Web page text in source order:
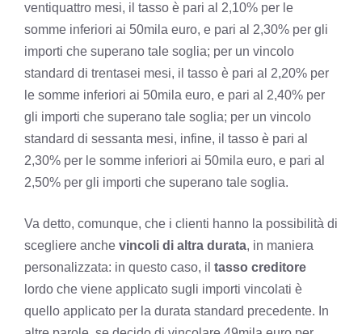
ventiquattro mesi, il tasso è pari al 2,10% per le
somme inferiori ai 50mila euro, e pari al 2,30% per gli
importi che superano tale soglia; per un vincolo
standard di trentasei mesi, il tasso è pari al 2,20% per
le somme inferiori ai 50mila euro, e pari al 2,40% per
gli importi che superano tale soglia; per un vincolo
standard di sessanta mesi, infine, il tasso è pari al
2,30% per le somme inferiori ai 50mila euro, e pari al
2,50% per gli importi che superano tale soglia.
Va detto, comunque, che i clienti hanno la possibilità di
scegliere anche vincoli di altra durata, in maniera
personalizzata: in questo caso, il tasso creditore
lordo che viene applicato sugli importi vincolati è
quello applicato per la durata standard precedente. In